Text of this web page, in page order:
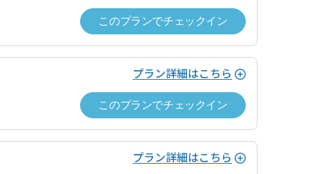
このプランでチェックイン
プラン詳細はこちら
このプランでチェックイン
プラン詳細はこちら
チェックインの手続きが完了した時
クレジットカード決済（VISA、Master、JCB、American Express
チェックアウトの手続きが完了した時
・チェックインの撤回はできません。
チェックアウトの手続きが完了した時
・チェックインの撤回はできません。
・チェックインの手続きが完了し、運営ホストとの間でドロップ
した場合は、原則としてキャンセルできません。ドロップインを
は、チェックアウトの手続きを完了し、ドロップイン料金をお支
要があります。詳細は、ドロップインサービス利用ゲスト規約及
ス約款をご覧ください。